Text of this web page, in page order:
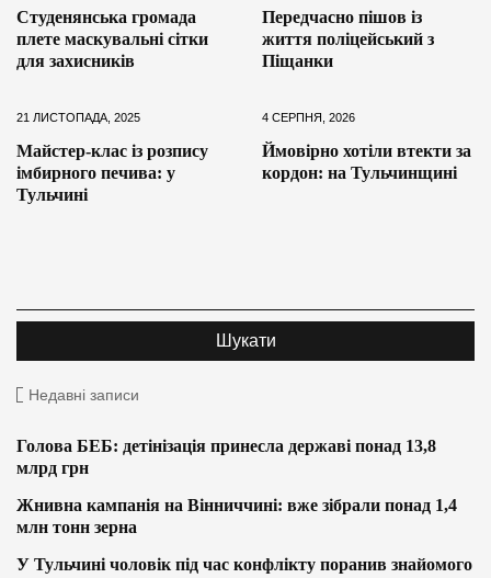
Студенянська громада
плете маскувальні сітки
для захисників
Передчасно пішов із
життя поліцейський з
Піщанки
21 ЛИСТОПАДА, 2025
Майстер-клас із розпису
імбирного печива: у
Тульчині
4 СЕРПНЯ, 2026
Ймовірно хотіли втекти за
кордон: на Тульчинщині
Недавні записи
Голова БЕБ: детінізація принесла державі понад 13,8
млрд грн
Жнивна кампанія на Вінниччині: вже зібрали понад 1,4
млн тонн зерна
У Тульчині чоловік під час конфлікту поранив знайомого